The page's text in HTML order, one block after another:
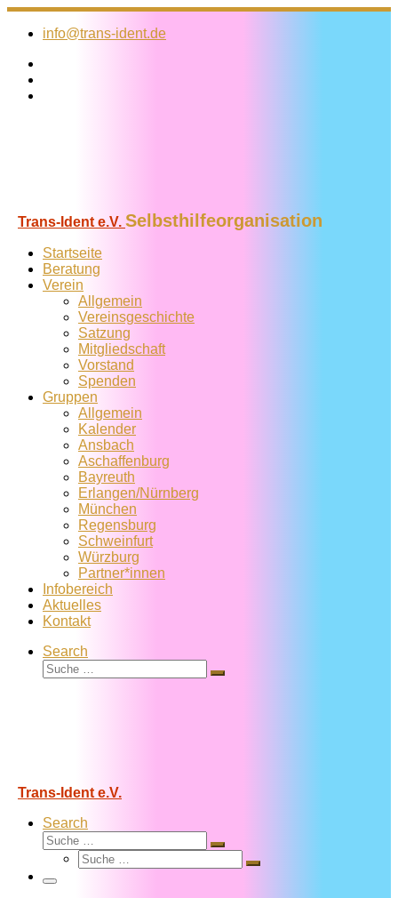
Zum
Inhalt
info@trans-ident.de
Trans-Ident e.V. Selbsthilfeorganisation
Startseite
Beratung
Verein
Allgemein
Vereins­geschichte
Satzung
Mitglied­schaft
Vorstand
Spenden
Gruppen
Allgemein
Kalender
Ansbach
Aschaffenburg
Bayreuth
Erlangen/Nürnberg
München
Regensburg
Schweinfurt
Würzburg
Partner*innen
Infobereich
Aktuelles
Kontakt
Search
Suche
Suche
Trans-Ident e.V.
Search
Suche
Suche
Suche
Suche
Menü